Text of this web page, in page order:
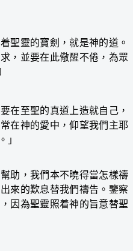
聖靈的寶劍，就是神的道。
，並要在此儆醒不倦，為眾
在至聖的真道上造就自己，
在神的愛中，仰望我們主耶
」
助，我們本不曉得當怎樣禱
來的歎息替我們禱告。鑒察
因為聖靈照着神的旨意替聖